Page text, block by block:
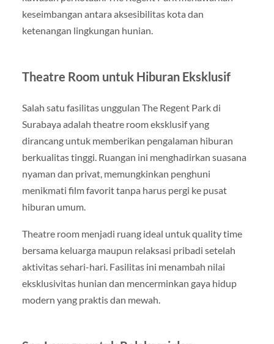
keseimbangan antara aksesibilitas kota dan
ketenangan lingkungan hunian.
Theatre Room untuk Hiburan Eksklusif
Salah satu fasilitas unggulan The Regent Park di
Surabaya adalah theatre room eksklusif yang
dirancang untuk memberikan pengalaman hiburan
berkualitas tinggi. Ruangan ini menghadirkan suasana
nyaman dan privat, memungkinkan penghuni
menikmati film favorit tanpa harus pergi ke pusat
hiburan umum.
Theatre room menjadi ruang ideal untuk quality time
bersama keluarga maupun relaksasi pribadi setelah
aktivitas sehari-hari. Fasilitas ini menambah nilai
eksklusivitas hunian dan mencerminkan gaya hidup
modern yang praktis dan mewah.